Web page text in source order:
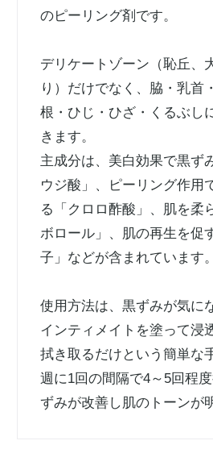
のピーリング剤です。
デリケートゾーン（恥丘、
り）だけでなく、脇・乳首
根・ひじ・ひざ・くるぶし
きます。
主成分は、美白効果で黒ず
ウジ酸」、ピーリング作用
る「クロロ酢酸」、肌を柔
ボロール」、肌の再生を促
子」などが含まれています。
使用方法は、黒ずみが気に
インティメイトを塗って浸
拭き取るだけという簡単な
週に1回の間隔で4～5回程
ずみが改善し肌のトーンが